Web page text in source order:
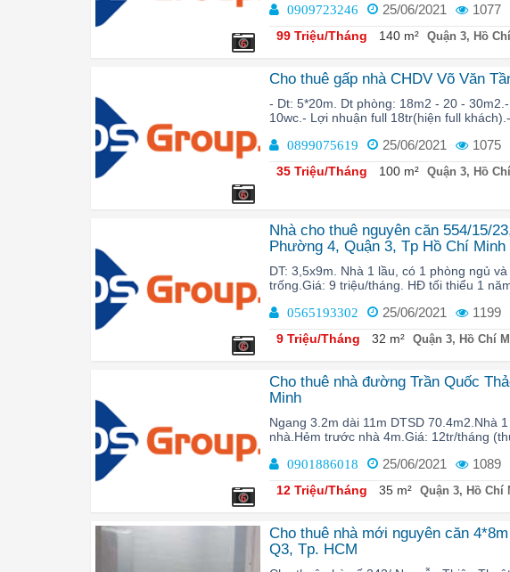
6
0909723246 25/06/2021 1077
99 Triệu/Tháng 140 m² Quận 3, Hồ
6
Cho thuê gấp nhà CHDV Võ Văn
- Dt: 5*20m. Dt phòng: 18m2 - 20 -
10wc.- Lợi nhuận full 18tr(hiện full khách).-
0899075619 25/06/2021 1075
35 Triệu/Tháng 100 m² Quận 3, Hồ
6
Nhà cho thuê nguyên căn 554/15/
Phường 4, Quận 3, Tp Hồ Chí Minh
DT: 3,5x9m. Nhà 1 lầu, có 1 phòng ngủ
trống.Giá: 9 triệu/tháng. HĐ tối thiểu 1
0565193302 25/06/2021 1199
9 Triệu/Tháng 32 m² Quận 3, Hồ Chí
6
Cho thuê nhà đường Trần Quốc
Minh
Ngang 3.2m dài 11m DTSD 70.4m2.Nhà
nhà.Hẻm trước nhà 4m.Giá: 12tr/tháng
0901886018 25/06/2021 1089
12 Triệu/Tháng 35 m² Quận 3, Hồ Chí
Cho thuê nhà mới nguyên căn
Q3, Tp. HCM